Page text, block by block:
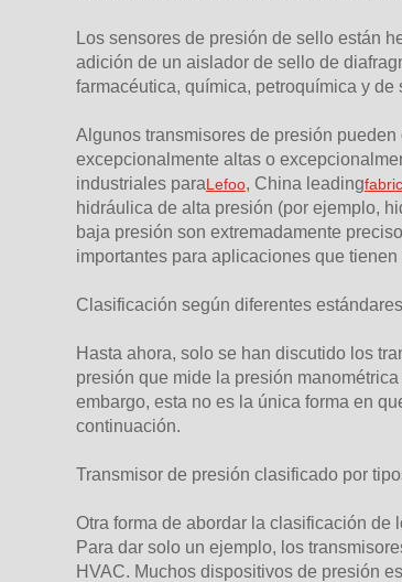
Los sensores de presión de sello están
adición de un aislador de sello de
farmacéutica, química, petroquímica y de
Algunos transmisores de presión
excepcionalmente altas o
industriales paraLefoo, China leading
hidráulica de alta presión (por ejemplo,
baja presión son extremadamente
importantes para aplicaciones que
Clasificación según diferentes
Hasta ahora, solo se han discutido los
presión que mide la presión
embargo, esta no es la única forma en
continuación.
Transmisor de presión clasificado por
Otra forma de abordar la clasificación de
Para dar solo un ejemplo, los
HVAC. Muchos dispositivos de presión